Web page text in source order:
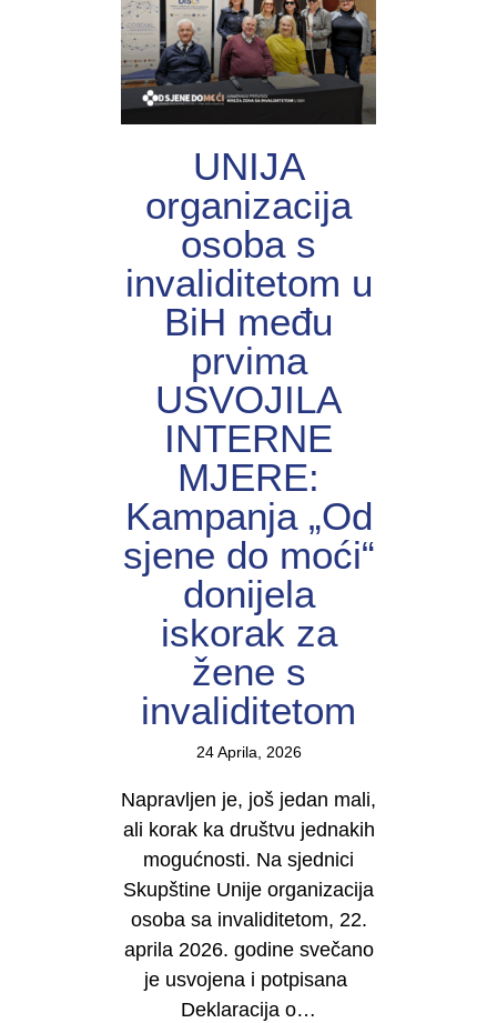
UNIJА
organizacija
osoba s
invaliditetom u
BiH među
prvima
USVOJILA
INTERNE
MJERE:
Kampanja „Od
sjene do moći“
donijela
iskorak za
žene s
invaliditetom
24 Aprila, 2026
Napravljen je, još jedan mali,
ali korak ka društvu jednakih
mogućnosti. Na sjednici
Skupštine Unije organizacija
osoba sa invaliditetom, 22.
aprila 2026. godine svečano
je usvojena i potpisana
Deklaracija o…